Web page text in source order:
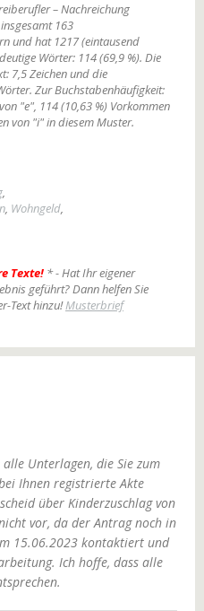
– Nachreichung
163
und hat 1217 (eintausend
Wörter: 114 (69,9 %). Die
7,5 Zeichen und die
Zur Buchstabenhäufigkeit:
"e", 114 (10,63 %) Vorkommen
von "i" in diesem Muster.
,
, Wohngeld,
Texte! * - Hat Ihr eigener
geführt? Dann helfen Sie
Text hinzu!Musterbrief
Unterlagen, die Sie zum
Ihnen registrierte Akte
über Kinderzuschlag von
vor, da der Antrag noch in
15.06.2023 kontaktiert und
Ich hoffe, dass alle